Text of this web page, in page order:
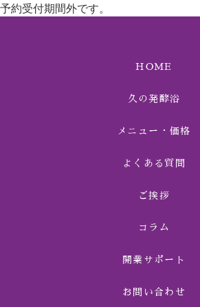
予約受付期間外です。
HOME
久の発酵浴
メニュー・価格
よくある質問
ご挨拶
コラム
開業サポート
お問い合わせ